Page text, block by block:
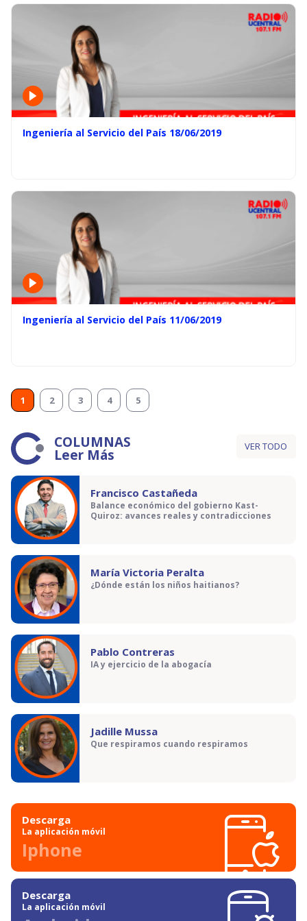
Ingeniería al Servicio del País 18/06/2019
Ingeniería al Servicio del País 11/06/2019
1 2 3 4 5
COLUMNAS
Leer Más VER TODO
Francisco Castañeda
Balance económico del gobierno Kast-
Quiroz: avances reales y contradicciones
María Victoria Peralta
¿Dónde están los niños haitianos?
Pablo Contreras
IA y ejercicio de la abogacía
Jadille Mussa
Que respiramos cuando respiramos
Descarga
La aplicación móvil
Iphone
Descarga
La aplicación móvil